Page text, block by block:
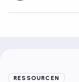
RESSOURCEN